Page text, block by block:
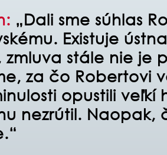
„Dali sme súhlas
Existuje
​​zmluva stále nie je
za čo Robertovi
opustili
nezrútil. Naopak,